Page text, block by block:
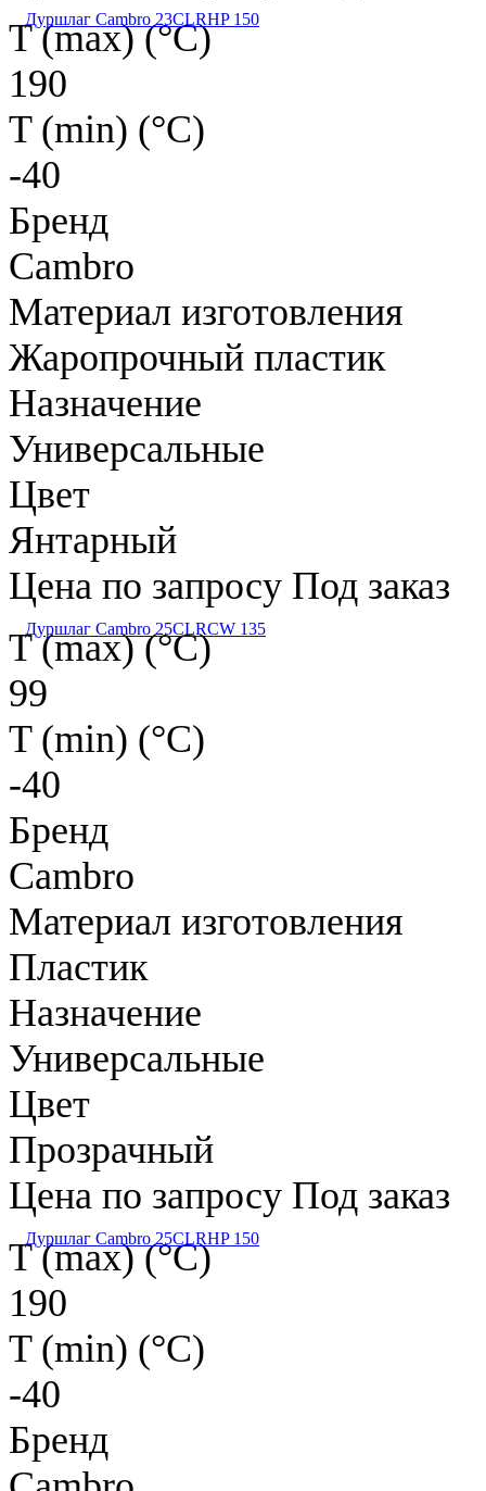
Дуршлаг Cambro 23CLRHP 150
T (max) (°С)
190
T (min) (°С)
-40
Бренд
Cambro
Материал изготовления
Жаропрочный пластик
Назначение
Универсальные
Цвет
Янтарный
Цена по запросу Под заказ
Дуршлаг Cambro 25CLRCW 135
T (max) (°С)
99
T (min) (°С)
-40
Бренд
Cambro
Материал изготовления
Пластик
Назначение
Универсальные
Цвет
Прозрачный
Цена по запросу Под заказ
Дуршлаг Cambro 25CLRHP 150
T (max) (°С)
190
T (min) (°С)
-40
Бренд